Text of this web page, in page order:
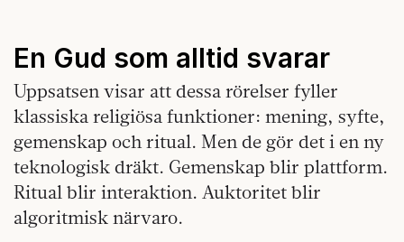
En Gud som alltid svarar
Uppsatsen visar att dessa rörelser fyller
klassiska religiösa funktioner: mening, syfte,
gemenskap och ritual. Men de gör det i en ny
teknologisk dräkt. Gemenskap blir plattform.
Ritual blir interaktion. Auktoritet blir
algoritmisk närvaro.